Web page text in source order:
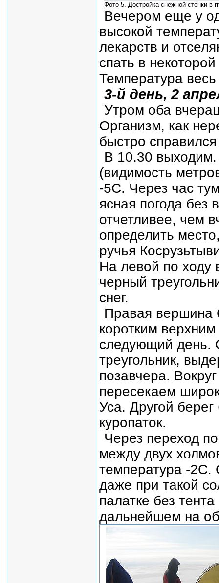
Фото 5. Достройка снежной стенки в
Вечером еще у
высокой
лекарств и
спать в
Температура
3-й день, 2
Утром оба
Организм, как
быстро
В 10.30
(видимость
-5С. Через час
ясная погода без
отчетливее, чем
определить
ручья
На левой по ходу
черный
снег.
Правая вершина
коротким
следующий день.
треугольник,
позавчера.
пересекаем
Уса. Другой
куропаток.
Через переход
между двух
температура -2С.
даже при такой
палатке без
дальнейшем на